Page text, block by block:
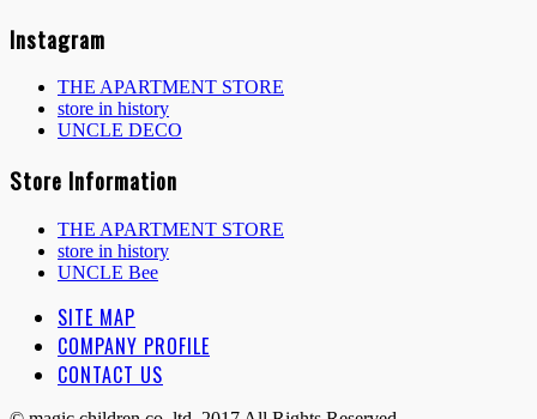
Instagram
THE APARTMENT STORE
store in history
UNCLE DECO
Store Information
THE APARTMENT STORE
store in history
UNCLE Bee
SITE MAP
COMPANY PROFILE
CONTACT US